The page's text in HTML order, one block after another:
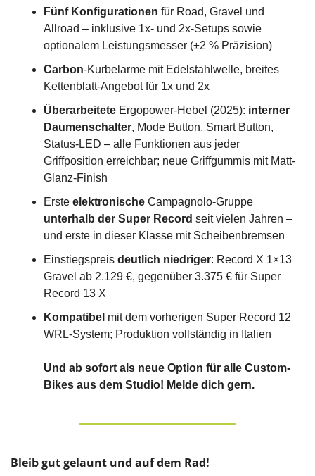
Fünf Konfigurationen für Road, Gravel und
Allroad – inklusive 1x- und 2x-Setups sowie
optionalem Leistungsmesser (±2 % Präzision)
Carbon-Kurbelarme mit Edelstahlwelle, breites
Kettenblatt-Angebot für 1x und 2x
Überarbeitete Ergopower-Hebel (2025): interner
Daumenschalter, Mode Button, Smart Button,
Status-LED – alle Funktionen aus jeder
Griffposition erreichbar; neue Griffgummis mit Matt-
Glanz-Finish
Erste elektronische
Campagnolo-Gruppe
unterhalb der Super Record seit vielen Jahren –
und erste in dieser Klasse mit Scheibenbremsen
Einstiegspreis deutlich niedriger: Record X 1×13
Gravel ab 2.129 €, gegenüber 3.375 € für Super
Record 13 X
Kompatibel mit dem vorherigen Super Record 12
WRL-System; Produktion vollständig in Italien
Und ab sofort als neue Option für alle Custom-
Bikes aus dem Studio! Melde dich gern.
Bleib gut gelaunt und auf dem Rad!